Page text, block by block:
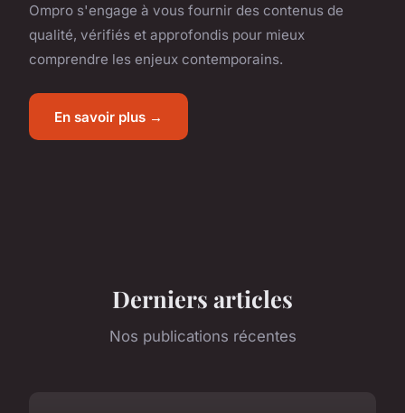
Ompro s'engage à vous fournir des contenus de
qualité, vérifiés et approfondis pour mieux
comprendre les enjeux contemporains.
En savoir plus →
Derniers articles
Nos publications récentes